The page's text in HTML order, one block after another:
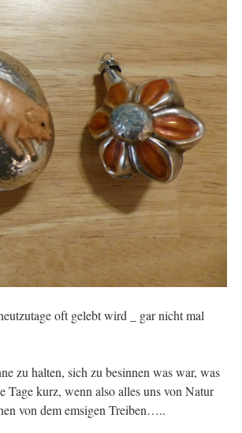
oft gelebt wird _ gar nicht mal
zu halten, sich zu besinnen was war, was
Tage kurz, wenn also alles uns von Natur
von dem emsigen Treiben…..